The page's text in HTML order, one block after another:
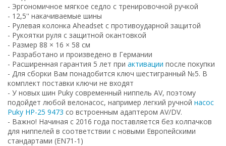
- Эргономичное мягкое седло с тренировочной ручкой
- 12,5'' накачиваемые шины
- Рулевая колонка Aheadset с противоударной защитой
- Рукоятки руля с защитной окантовкой
- Размер 88 × 16 × 58 см
- Разработано и произведено в Германии
- Расширенная гарантия 5 лет при активации после покупки
- Для сборки Вам понадобится ключ шестигранный №5. В
комплект поставки ключи не входят
- У новых шин Puky современный ниппель AV, поэтому
подойдет любой велонасос, например легкий ручной насос
Puky HP-25 9473 со встроенным адаптером AV/DV.
- Важно! Начиная с 2016 года поставляется без колпачков
для ниппелей в соответствии с новыми Европейскими
стандартами (EN71-1)